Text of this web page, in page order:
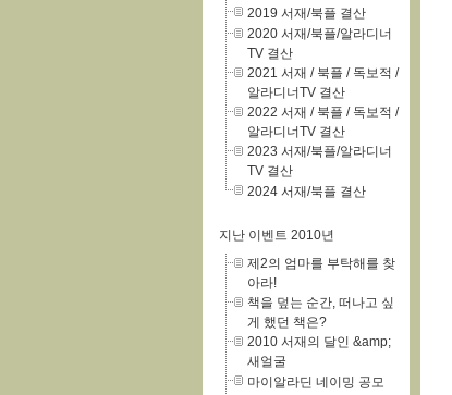
2019 서재/북플 결산
2020 서재/북플/알라디너
TV 결산
2021 서재 / 북플 / 독보적 /
알라디너TV 결산
2022 서재 / 북플 / 독보적 /
알라디너TV 결산
2023 서재/북플/알라디너
TV 결산
2024 서재/북플 결산
지난 이벤트 2010년
제2의 엄마를 부탁해를 찾
아라!
책을 덮는 순간, 떠나고 싶
게 했던 책은?
2010 서재의 달인 &amp;
새얼굴
마이알라딘 네이밍 공모